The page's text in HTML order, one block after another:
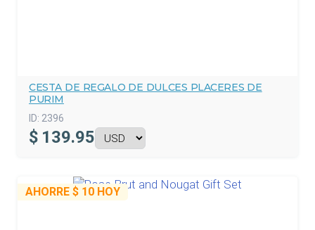
CESTA DE REGALO DE DULCES PLACERES DE
PURIM
ID: 2396
$ 139.95
AHORRE $ 10 HOY